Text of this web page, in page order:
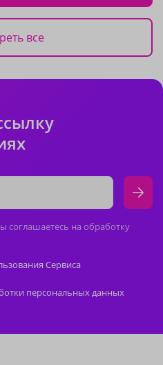
все
соглашаетесь на обработку
Сервиса
персональных данных